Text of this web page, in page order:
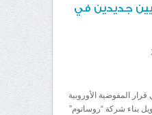
جديدين في
قرار المفوضية الأوروبية
بناء شركة “روساتوم”